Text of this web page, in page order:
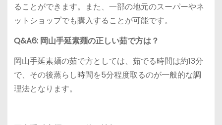
ることができます。また、一部の地元のスーパーやネ
ットショップでも購入することが可能です。
Q&A6: 岡山手延素麺の正しい茹で方は？
岡山手延素麺の茹で方としては、茹でる時間は約13分
で、その後蒸らし時間を5分程度取るのが一般的な調
理法となります。